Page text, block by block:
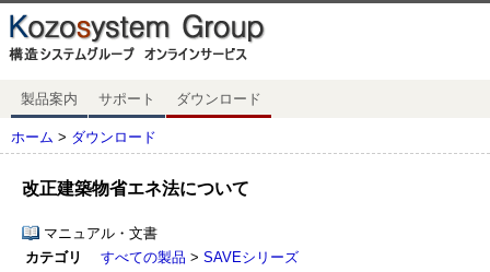
製品案内 サポート ダウンロード
ホーム > ダウンロード
改正建築物省エネ法について
マニュアル・文書
カテゴリ
すべての製品 > SAVEシリーズ